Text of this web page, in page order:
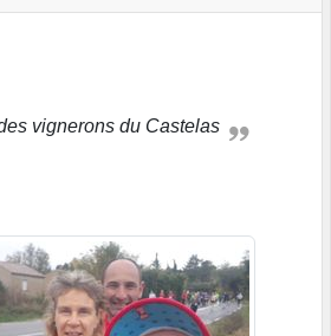
vignerons du Castelas